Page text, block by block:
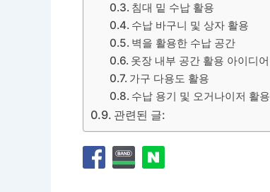
침대 밑 수납 활용
수납 바구니 및 상자 활용
벽을 활용한 수납 공간
옷장 내부 공간 활용 아이디어
가구 다용도 활용
수납 용기 및 오거나이저 활용
관련된 글: